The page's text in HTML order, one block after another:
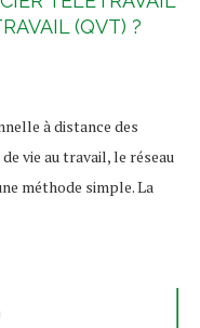
(QVT) ?
à distance des
vie au travail, le réseau
méthode simple. La